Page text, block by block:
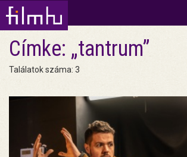
Címke: „tantrum”
Találatok száma: 3